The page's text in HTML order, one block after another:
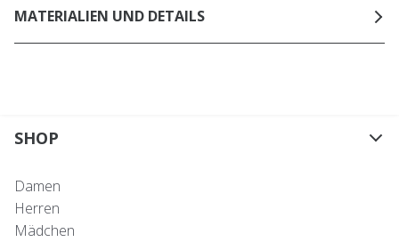
MATERIALIEN UND DETAILS
SHOP
Damen
Herren
Mädchen